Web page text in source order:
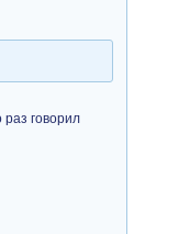
говорил